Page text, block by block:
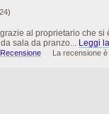
al proprietario che si
sala da pranzo... Leggi
La recensione è